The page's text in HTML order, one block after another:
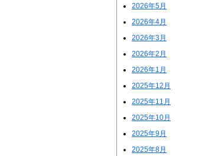
2026年5月
2026年4月
2026年3月
2026年2月
2026年1月
2025年12月
2025年11月
2025年10月
2025年9月
2025年8月